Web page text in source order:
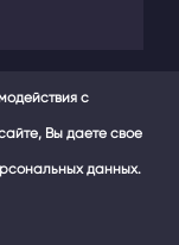
с
Вы даете свое
данных.